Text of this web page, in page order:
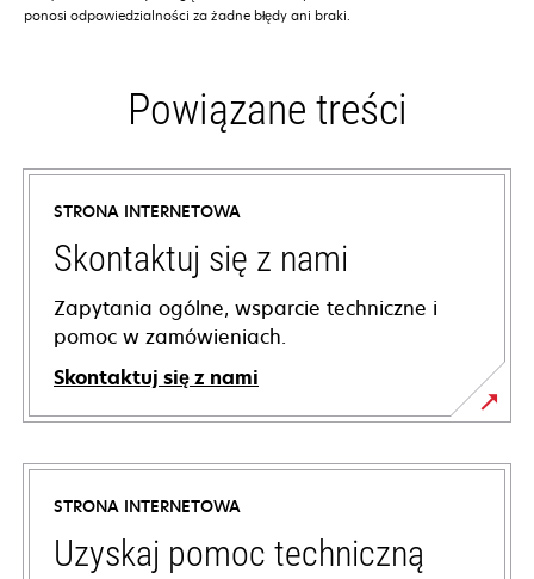
ponosi odpowiedzialności za żadne błędy ani braki.
Powiązane treści
STRONA INTERNETOWA
Skontaktuj się z nami
Zapytania ogólne, wsparcie techniczne i
pomoc w zamówieniach.
Skontaktuj się z nami
STRONA INTERNETOWA
Uzyskaj pomoc techniczną